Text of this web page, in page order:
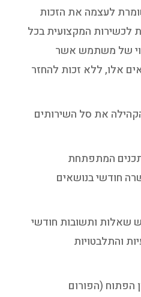
לעצמה את הזכות
המקצועית בכל
של משתמש אשר
אלו, ללא זכות להחזר
הקהילה את סל השירותים
התכנים המתפתחת
חודשי בנושאים
שאלות ותשובות חודשי
והתלבטויות
הפתוח (הפורום